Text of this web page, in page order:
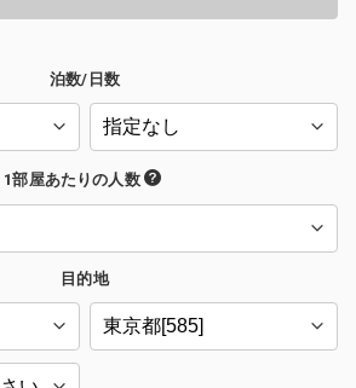
泊数/日数
1部屋あたりの人数
目的地